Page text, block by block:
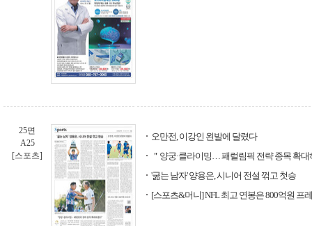
25면
A25
[스포츠]
오만전, 이강인 왼발에 달렸다
＂양궁·클라이밍… 패럴림픽 전략 종목 확
'굶는 남자' 양용은, 시니어 전설 꺾고 첫승
[스포츠&머니] NFL 최고 연봉은 800억원 프